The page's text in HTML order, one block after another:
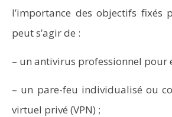
l’importance des objectifs fixés
peut s’agir de :
– un antivirus professionnel pour
– un pare-feu individualisé ou
virtuel privé (VPN) ;